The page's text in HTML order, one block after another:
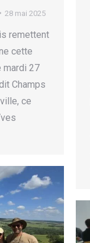
28 mai 2025
remettent
cette
mardi 27
Champs
ce